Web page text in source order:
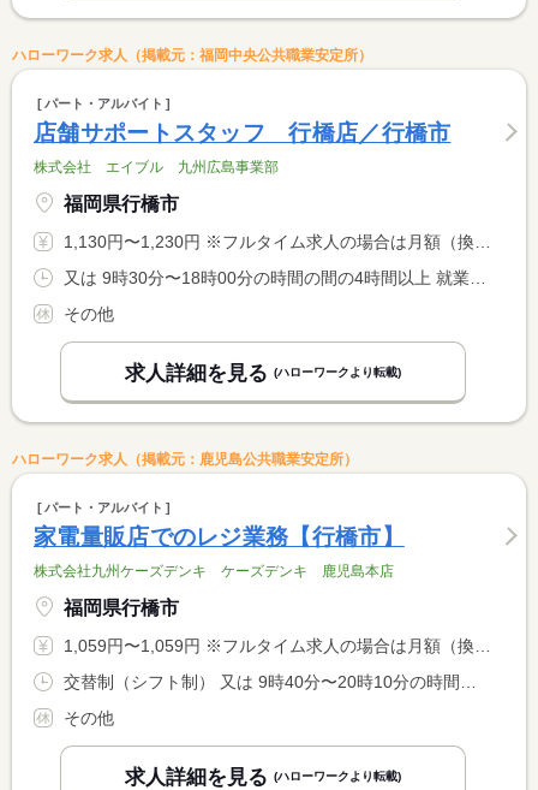
ハローワーク求人（掲載元：福岡中央公共職業安定所）
パート・アルバイト
店舗サポートスタッフ 行橋店／行橋市
株式会社 エイブル 九州広島事業部
福岡県行橋市
1,130円〜1,230円 ※フルタイム求人の場合は月額（換算額）、パート求人の場合は時間額を表示しています。
その他
求人詳細を見る (ハローワークより転載)
ハローワーク求人（掲載元：鹿児島公共職業安定所）
パート・アルバイト
家電量販店でのレジ業務【行橋市】
株式会社九州ケーズデンキ ケーズデンキ 鹿児島本店
福岡県行橋市
1,059円〜1,059円 ※フルタイム求人の場合は月額（換算額）、パート求人の場合は時間額を表示しています。
その他
求人詳細を見る (ハローワークより転載)